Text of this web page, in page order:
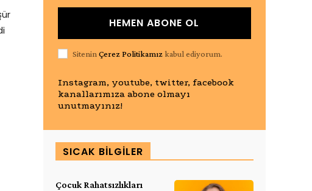
HEMEN ABONE OL
Sitenin Çerez Politikamızkabul ediyorum.
Instagram, youtube, twitter, facebook
kanallarımıza abone olmayı
unutmayınız!
SICAK BILGILER
Çocuk Rahatsızlıkları